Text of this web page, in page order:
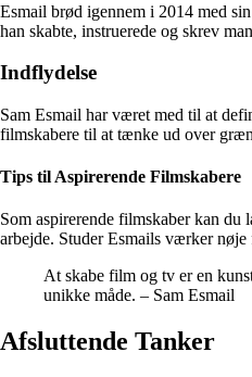
Esmail brød igennem i 2014 med
han skabte, instruerede og skrev
Indflydelse
Sam Esmail har været med til at
filmskabere til at tænke ud over
Tips til Aspirerende Filmskabere
Som aspirerende filmskaber kan
arbejde. Studer Esmails værker
At skabe film og tv er en
unikke måde. – Sam Esmail
Afsluttende Tanker